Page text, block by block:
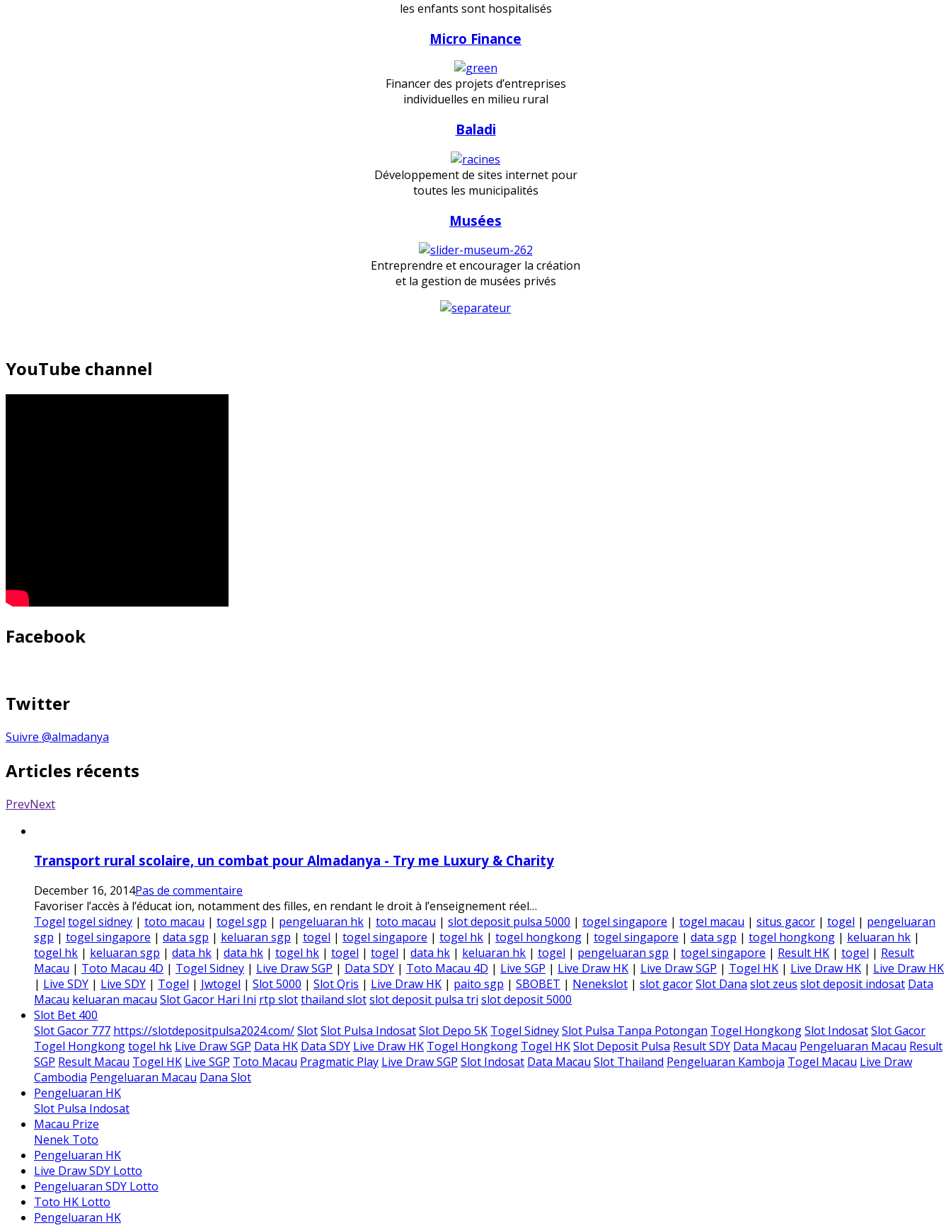
les enfants sont hospitalisés
Micro Finance
Financer des projets d’entreprises
individuelles en milieu rural
Baladi
Développement de sites internet pour
toutes les municipalités
Musées
Entreprendre et encourager la création
et la gestion de musées privés
YouTube channel
Facebook
Twitter
Suivre @almadanya
Articles récents
PrevNext
Transport rural scolaire, un combat pour Almadanya - Try me Luxury & Charity
December 16, 2014Pas de commentaire
Favoriser l’accès à l’éducat ion, notamment des filles, en rendant le droit à l’enseignement réel…
Togel togel sidney | toto macau | togel sgp | pengeluaran hk | toto macau | slot deposit pulsa 5000 | togel singapore | togel macau | situs gacor | togel | pengeluaran
sgp | togel singapore | data sgp | keluaran sgp | togel | togel singapore | togel hk | togel hongkong | togel singapore | data sgp | togel hongkong | keluaran hk |
togel hk | keluaran sgp | data hk | data hk | togel hk | togel | togel | data hk | keluaran hk | togel | pengeluaran sgp | togel singapore | Result HK | togel | Result
Macau | Toto Macau 4D | Togel Sidney | Live Draw SGP | Data SDY | Toto Macau 4D | Live SGP | Live Draw HK | Live Draw SGP | Togel HK | Live Draw HK | Live Draw HK
| Live SDY | Live SDY | Togel | Jwtogel | Slot 5000 | Slot Qris | Live Draw HK | paito sgp | SBOBET | Nenekslot | slot gacorSlot Dana slot zeus slot deposit indosat Data
Macau keluaran macau Slot Gacor Hari Ini rtp slotthailand slotslot deposit pulsa tri slot deposit 5000
Slot Bet 400
Slot Gacor 777 https://slotdepositpulsa2024.com/SlotSlot Pulsa IndosatSlot Depo 5K Togel SidneySlot Pulsa Tanpa Potongan Togel HongkongSlot IndosatSlot Gacor
Togel Hongkongtogel hk Live Draw SGP Data HK Data SDY Live Draw HK Togel Hongkong Togel HKSlot Deposit Pulsa Result SDY Data Macau Pengeluaran Macau Result
SGP Result Macau Togel HK Live SGP Toto Macau Pragmatic Play Live Draw SGP Slot Indosat Data Macau Slot Thailand Pengeluaran Kamboja Togel Macau Live Draw
Cambodia Pengeluaran Macau Dana Slot
Pengeluaran HK
Slot Pulsa Indosat
Macau Prize
Nenek Toto
Pengeluaran HK
Live Draw SDY Lotto
Pengeluaran SDY Lotto
Toto HK Lotto
Pengeluaran HK